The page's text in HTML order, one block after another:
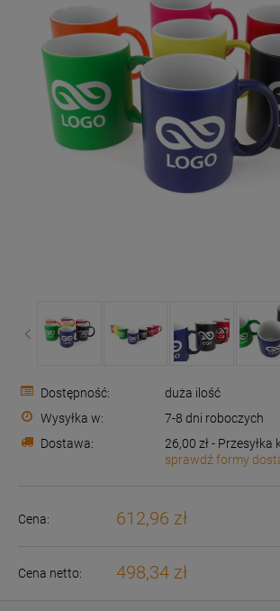
Dostępność:
duża ilość
Wysyłka w:
7-8 dni roboczych
Dostawa:
26,00 zł- Przesyłka
Cena nie zawiera ewentualnych kosztów
sprawdź formy
Cena: 612,96 zł
Cena netto: 498,34 zł